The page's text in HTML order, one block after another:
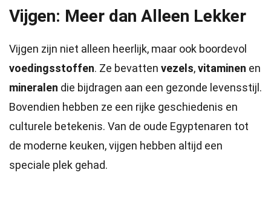
Vijgen: Meer dan Alleen Lekker
Vijgen zijn niet alleen heerlijk, maar ook boordevol
voedingsstoffen. Ze bevatten vezels,vitaminen en
mineralen die bijdragen aan een gezonde levensstijl.
Bovendien hebben ze een rijke geschiedenis en
culturele betekenis. Van de oude Egyptenaren tot
de moderne keuken, vijgen hebben altijd een
speciale plek gehad.